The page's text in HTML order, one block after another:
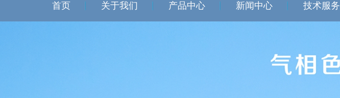
首页 关于我们 产品中心 新闻中心 技术服务